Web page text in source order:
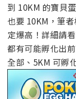
到 10KM 的寶貝
也要 10KM，筆
定爆高！詳細請
都有可能孵化出
全部、5KM 可孵